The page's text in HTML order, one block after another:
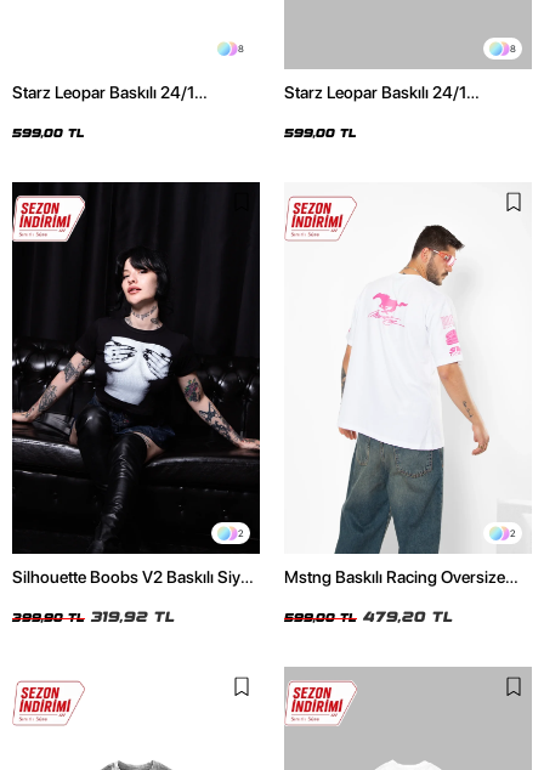
8
Starz Leopar Baskılı 24/1
599,00 TL
8
Starz Leopar Baskılı 24/1
599,00 TL
2
Silhouette Boobs V2 Baskılı Siyah
399,90 TL 319,92 TL
2
Mstng Baskılı Racing Oversize
599,00 TL 479,20 TL